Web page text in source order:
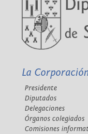
La
Presidente
Diputados
Delegaciones
Órganos colegiados
Comisiones